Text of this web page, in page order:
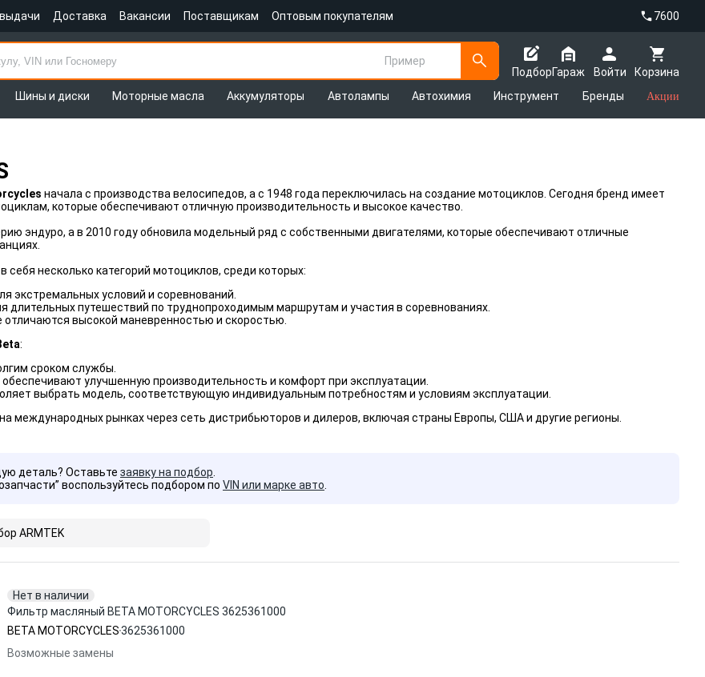
Доставка Вакансии Поставщикам Оптовым покупателям 7600
Пример
Подбор
Корзина
Гараж
Войти
Шины и диски Моторные масла Аккумуляторы Автолампы Автохимия Инструмент Бренды Акции
начала с производства велосипедов, а с 1948 года переключилась на создание мотоциклов. Сегодня бренд имеет
которые обеспечивают отличную производительность и высокое качество.
эндуро, а в 2010 году обновила модельный ряд с собственными двигателями, которые обеспечивают отличные
себя несколько категорий мотоциклов, среди которых:
экстремальных условий и соревнований.
длительных путешествий по труднопроходимым маршрутам и участия в соревнованиях.
высокой маневренностью и скоростью.
:
сроком службы.
улучшенную производительность и комфорт при эксплуатации.
выбрать модель, соответствующую индивидуальным потребностям и условиям эксплуатации.
международных рынках через сеть дистрибьюторов и дилеров, включая страны Европы, США и другие регионы.
деталь? Оставьте заявку на подбор
воспользуйтесь подбором по VIN или марке авто
ARMTEK
Нет в наличии
Фильтр масляный BETA MOTORCYCLES 3625361000
BETA MOTORCYCLES3625361000
Возможные замены